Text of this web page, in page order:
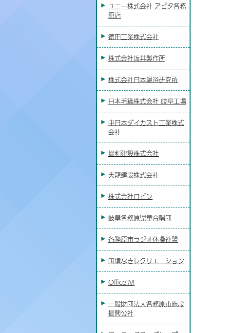
ユニー株式会社 アピタ各務
原店
徳田工業株式会社
株式会社坂井製作所
株式会社日本温浴研究所
日本毛織株式会社 岐阜工場
中日本ダイカスト工業株式
会社
協和建設株式会社
天龍建設株式会社
株式会社ロビン
岐阜各務原児童合唱団
各務原市ラジオ体操連盟
国境なきレクリエーション
Office M
一般財団法人各務原市施設
振興公社